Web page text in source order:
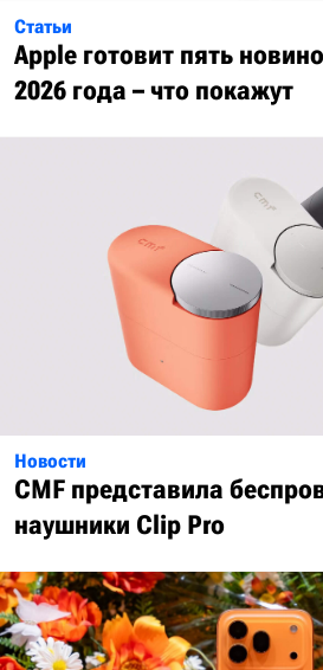
Статьи
Apple готовит пять
2026 года – что покажут
Новости
CMF представила
наушники Clip Pro